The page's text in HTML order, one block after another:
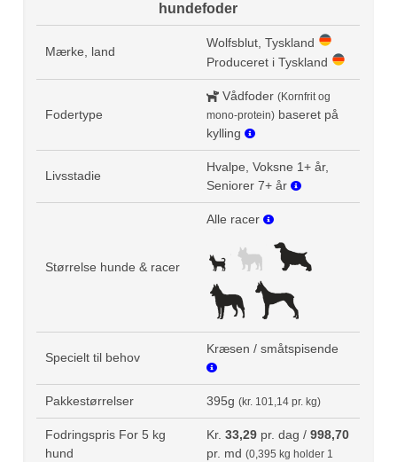
hundefoder
Mærke, land
Wolfsblut, Tyskland
Produceret i Tyskland
Fodertype
Vådfoder(Kornfrit og
mono-protein) baseret på
kylling
Livsstadie
Hvalpe, Voksne 1+ år,
Seniorer 7+ år
Størrelse hunde & racer
Alle racer
Specielt til behov
Kræsen / småtspisende
Pakkestørrelser 395g(kr. 101,14 pr. kg)
Fodringspris For 5 kg
hund
Kr.33,29 pr. dag /998,70
pr. md(0,395 kg holder 1